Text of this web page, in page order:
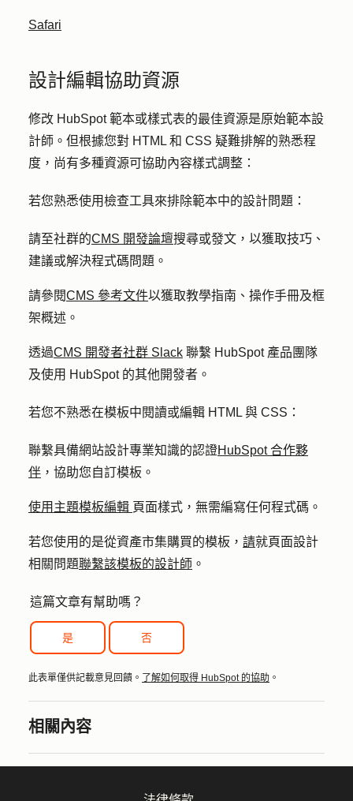
Safari
設計編輯協助資源
修改 HubSpot 範本或樣式表的最佳資源是原始範本設
計師。但根據您對 HTML 和 CSS 疑難排解的熟悉程
度，尚有多種資源可協助內容樣式調整：
若您熟悉使用檢查工具來排除範本中的設計問題：
請至社群的CMS 開發論壇搜尋或發文，以獲取技巧、
建議或解決程式碼問題。
請參閱CMS 參考文件以獲取教學指南、操作手冊及框
架概述。
透過CMS 開發者社群 Slack 聯繫 HubSpot 產品團隊
及使用 HubSpot 的其他開發者。
若您不熟悉在模板中閱讀或編輯 HTML 與 CSS：
聯繫具備網站設計專業知識的認證HubSpot 合作夥
伴 ，協助您自訂模板。
使用主題模板編輯 頁面樣式，無需編寫任何程式碼。
若您使用的是從資產市集購買的模板， 請就頁面設計
相關問題聯繫該模板的設計師 。
這篇文章有幫助嗎？
是 否
此表單僅供記載意見回饋。 了解如何取得 HubSpot 的協助 。
相關內容